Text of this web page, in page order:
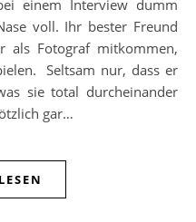
einem Interview dumm
voll. Ihr bester Freund
als Fotograf mitkommen,
Seltsam nur, dass er
sie total durcheinander
gar…